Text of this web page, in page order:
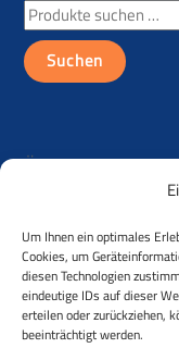
Um Ihnen ein optimales
Cookies, um
diesen Technologien
eindeutige IDs auf dieser
erteilen oder zurückziehen,
beeinträchtigt werden.
Suchen
nach:
Suchen
Über uns
(RF) und
Reisebilder aus über
Ländern an! Der
Fotos ist Andreas